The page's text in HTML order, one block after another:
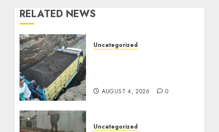
RELATED NEWS
Uncategorized
AUGUST 4, 2026 0
Uncategorized